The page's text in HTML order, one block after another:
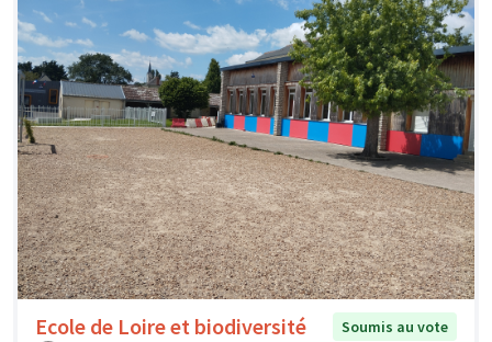
Ecole de Loire et biodiversité
Soumis au vote